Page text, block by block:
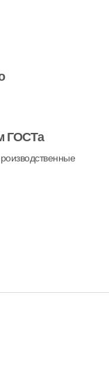
ГОСТа